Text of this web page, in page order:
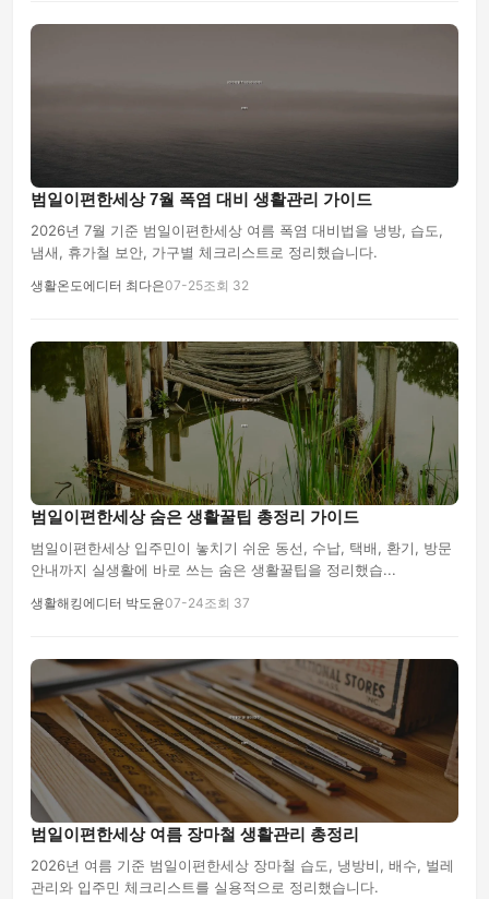
범일이편한세상 7월 폭염 대비 생활관리 가이드
2026년 7월 기준 범일이편한세상 여름 폭염 대비법을 냉방, 습도,
냄새, 휴가철 보안, 가구별 체크리스트로 정리했습니다.
생활온도에디터 최다은07-25조회 32
범일이편한세상 숨은 생활꿀팁 총정리 가이드
범일이편한세상 입주민이 놓치기 쉬운 동선, 수납, 택배, 환기, 방문
안내까지 실생활에 바로 쓰는 숨은 생활꿀팁을 정리했습...
생활해킹에디터 박도윤07-24조회 37
범일이편한세상 여름 장마철 생활관리 총정리
2026년 여름 기준 범일이편한세상 장마철 습도, 냉방비, 배수, 벌레
관리와 입주민 체크리스트를 실용적으로 정리했습니다.